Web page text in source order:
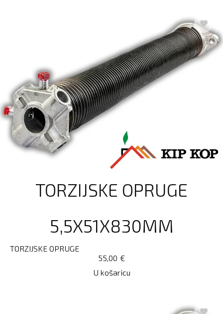
TORZIJSKE OPRUGE
5,5X51X830MM
TORZIJSKE OPRUGE
€
55,00
U košaricu